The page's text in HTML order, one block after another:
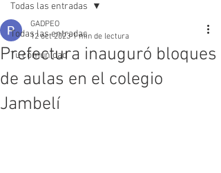
Todas las entradas
Tu comunidad
Todas las entradas
Prefectura inauguró bloques
de aulas en el colegio
Jambelí
GADPEO
12 oct 2023 1 min de lectura